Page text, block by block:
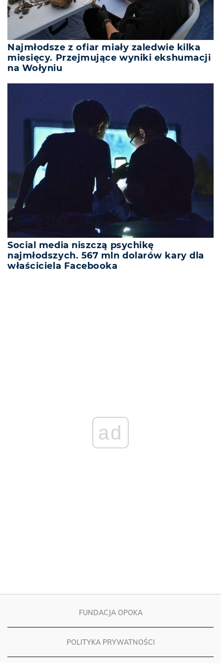
Najmłodsze z ofiar miały zaledwie kilka
miesięcy. Przejmujące wyniki ekshumacji
na Wołyniu
Social media niszczą psychikę
najmłodszych. 567 mln dolarów kary dla
właściciela Facebooka
FUNDACJA OPOKA
POLITYKA PRYWATNOŚCI